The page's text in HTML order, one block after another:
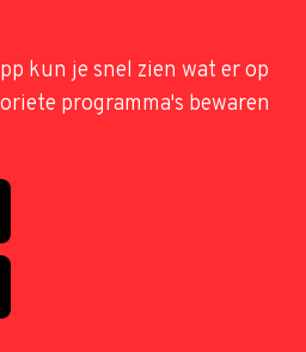
kun je snel zien wat er op
programma's bewaren